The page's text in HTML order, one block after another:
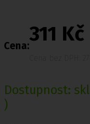
Cena:
311 Kč
Dostupnost:
)